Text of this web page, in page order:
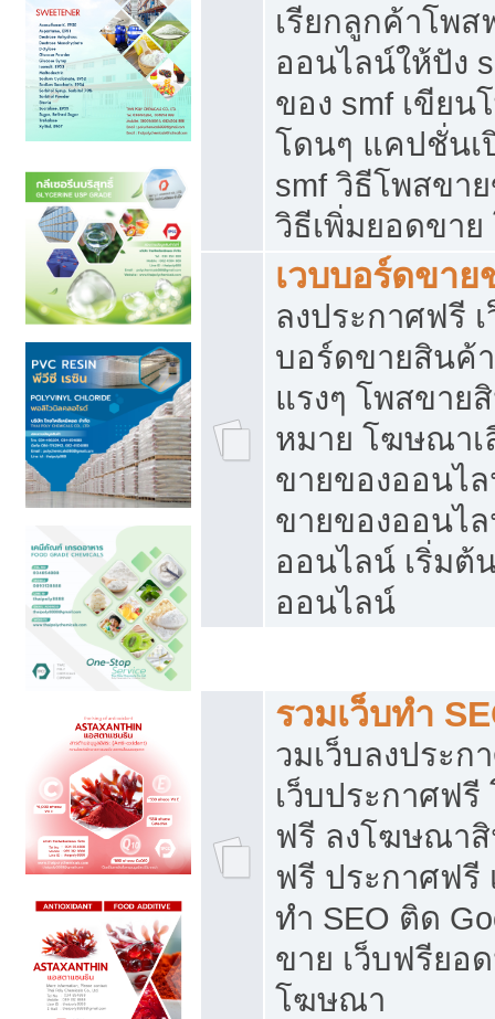
เรียกลูกค้าโพส
ออนไลน์ให้ปัง
ของ smf เขียน
โดนๆ แคปชั่นเ
smf วิธีโพสขา
วิธีเพิ่มยอดขาย
เวบบอร์ดขา
ลงประกาศฟรี
บอร์ดขายสินค้
แรงๆ โพสขาย
หมาย โฆษณาเ
ขายของออนไ
ขายของออนไ
ออนไลน์ เริ่มต้
ออนไลน์
รวมเว็บทำ
วมเว็บลงประก
เว็บประกาศฟ
ฟรี ลงโฆษณา
ฟรี ประกาศฟรี
ทำ SEO ติด
ขาย เว็บฟรียอ
โฆษณา